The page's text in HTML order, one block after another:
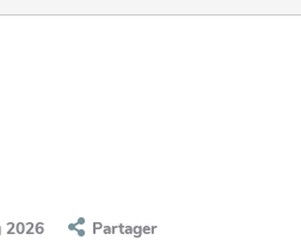
2026 Partager